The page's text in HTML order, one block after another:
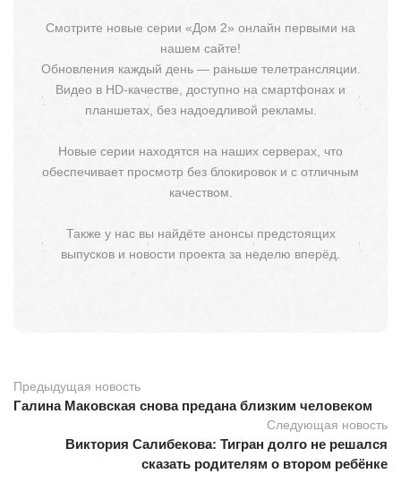
Смотрите новые серии «Дом 2» онлайн первыми на
нашем сайте!
Обновления каждый день — раньше телетрансляции.
Видео в HD-качестве, доступно на смартфонах и
планшетах, без надоедливой рекламы.
Новые серии находятся на наших серверах, что
обеспечивает просмотр без блокировок и с отличным
качеством.
Также у нас вы найдёте анонсы предстоящих
выпусков и новости проекта за неделю вперёд.
Предыдущая новость
Галина Маковская снова предана близким человеком
Следующая новость
Виктория Салибекова: Тигран долго не решался
сказать родителям о втором ребёнке